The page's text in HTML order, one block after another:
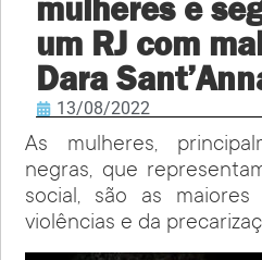
um RJ com
Dara
13/08/2022
As mulheres,
negras, que
social, são as
violências e da